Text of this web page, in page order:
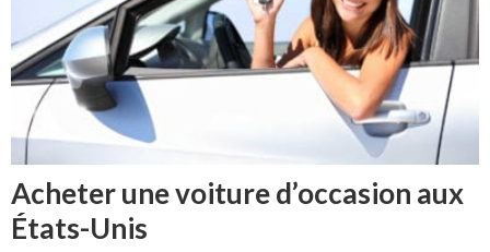
Acheter une voiture d’occasion aux
États-Unis